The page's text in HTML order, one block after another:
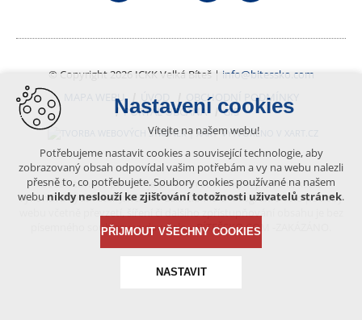
© Copyright 2026 ICKK Velká Bíteš | info@bitessko.com
MAPA WEBU
ÚVOD
OBCHODNÍ PODMÍNKY
PORTÁL OBČANA
GIS
VYTVOŘENO V XART.CZ
Obsah tohoto portálu je chráněn autorským právem, které
vykonává vydavatel. Jakékoliv užití článků a fotografií z této podoby
písemného souhlasu vydavatele – BÍTEŠSKO.COM -ZAKÁZÁNO.
Nastavení cookies
Vítejte na našem webu!
Potřebujeme nastavit cookies a související technologie, aby
zobrazovaný obsah odpovídal vašim potřebám a vy na webu nalezli
přesně to, co potřebujete. Soubory cookies používané na našem
webu nikdy neslouží ke zjišťování totožnosti uživatelů stránek.
PŘIJMOUT VŠECHNY COOKIES
NASTAVIT